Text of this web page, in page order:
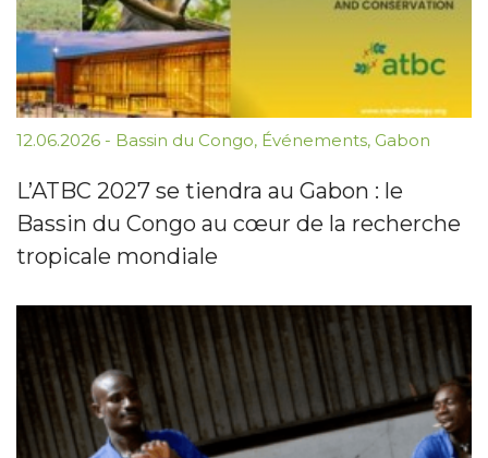
12.06.2026 - Bassin du Congo, Événements, Gabon
L’ATBC 2027 se tiendra au Gabon : le
Bassin du Congo au cœur de la recherche
tropicale mondiale